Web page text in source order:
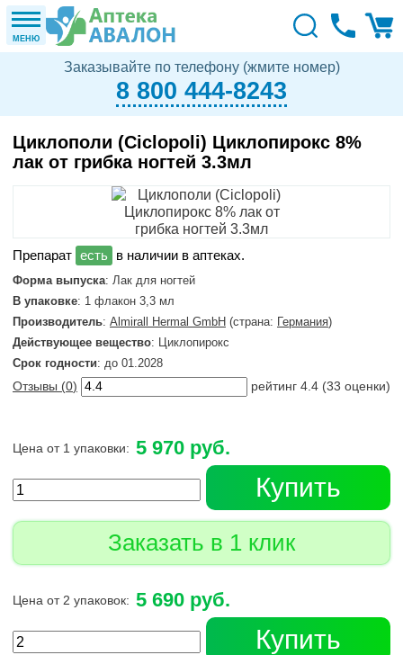
МЕНЮ
Заказывайте по телефону (жмите номер)
8 800 444-8243
Циклополи (Сiclopoli) Циклопирокс 8%
лак от грибка ногтей 3.3мл
в наличии в аптеках.
Форма выпуска: Лак для ногтей
В упаковке: 1 флакон 3,3 мл
Производитель: Almirall Hermal GmbH (страна: Германия)
Действующее вещество: Циклопирокс
Срок годности: до 01.2028
Отзывы (0) рейтинг 4.4 (33 оценки)
Цена от 1 упаковки: 5 970 руб.
Купить
Заказать в 1 клик
Цена от 2 упаковок: 5 690 руб.
Купить